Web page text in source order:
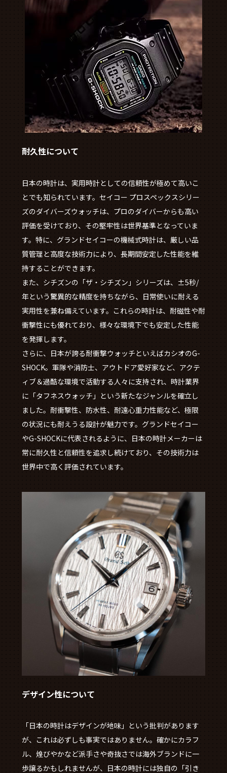
耐久性について
日本の時計は、実用時計としての信頼性が極めて高いこ
とでも知られています。セイコー プロスペックスシリー
ズのダイバーズウォッチは、プロのダイバーからも高い
評価を受けており、その堅牢性は世界基準となっていま
す。特に、グランドセイコーの機械式時計は、厳しい品
質管理と高度な技術力により、長期間安定した性能を維
持することができます。
また、シチズンの「ザ・シチズン」シリーズは、±5秒/
年という驚異的な精度を持ちながら、日常使いに耐える
実用性を兼ね備えています。これらの時計は、耐磁性や耐
衝撃性にも優れており、様々な環境下でも安定した性能
を発揮します。
さらに、日本が誇る耐衝撃ウォッチといえばカシオのG-
SHOCK。軍隊や消防士、アウトドア愛好家など、アクテ
ィブ＆過酷な環境で活動する人々に支持され、時計業界
に「タフネスウォッチ」という新たなジャンルを確立し
ました。耐衝撃性、防水性、耐遠心重力性能など、極限
の状況にも耐えうる設計が魅力です。グランドセイコー
やG-SHOCKに代表されるように、日本の時計メーカーは
常に耐久性と信頼性を追求し続けており、その技術力は
世界中で高く評価されています。
デザイン性について
「日本の時計はデザインが地味」という批判があります
が、これは必ずしも事実ではありません。確かにカラフ
ル、煌びやかなど派手さや奇抜さでは海外ブランドに一
歩譲るかもしれませんが、日本の時計には独自の「引き